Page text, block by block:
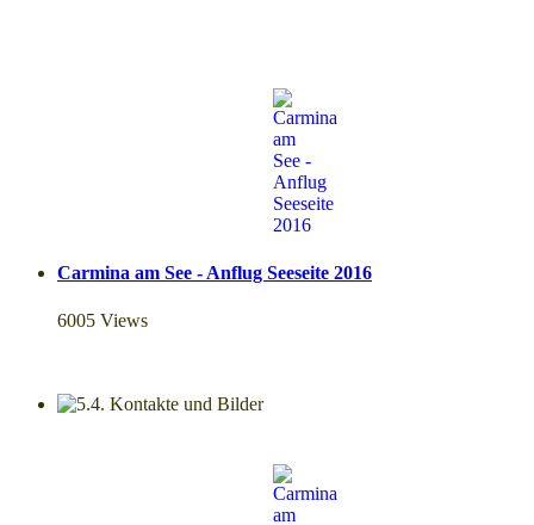
Carmina am See - Anflug Seeseite 2016
6005 Views